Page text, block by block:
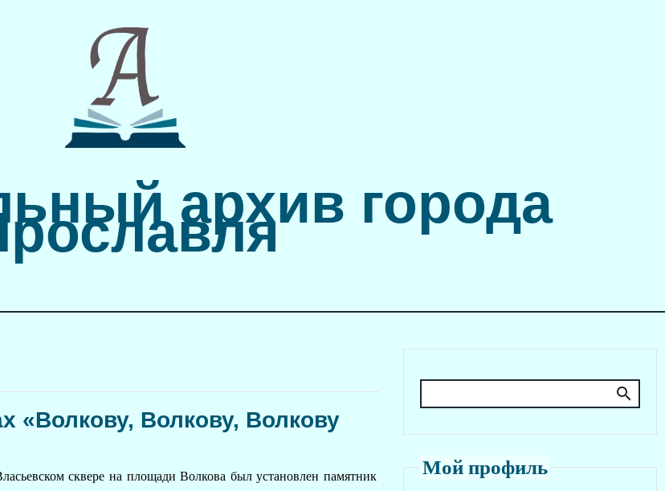
архив города
«Волкову, Волкову, Волкову
сквере на площади Волкова был установлен памятник
Мой профиль